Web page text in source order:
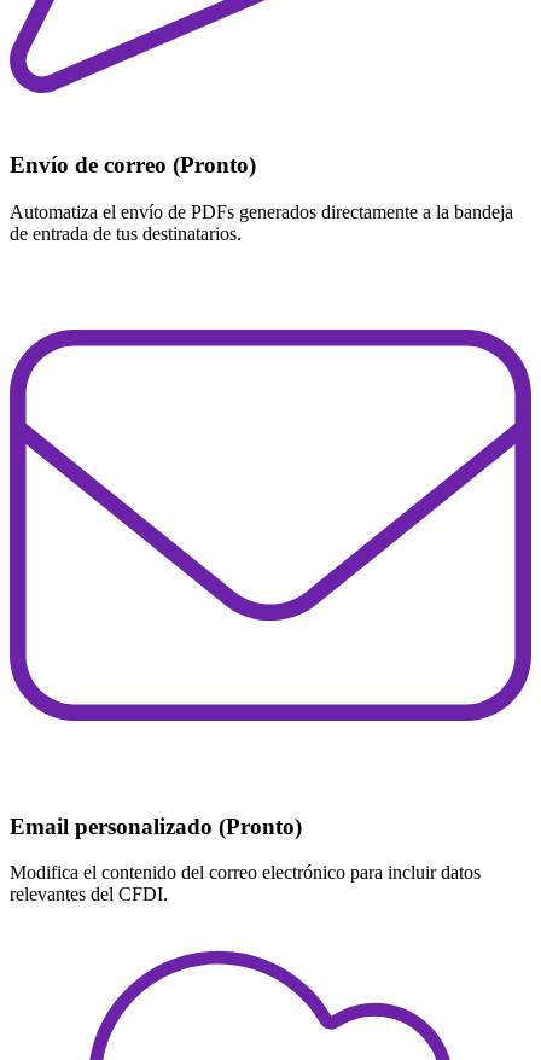
Envío de correo (Pronto)
Automatiza el envío de PDFs generados directamente a la bandeja
de entrada de tus destinatarios.
Email personalizado (Pronto)
Modifica el contenido del correo electrónico para incluir datos
relevantes del CFDI.